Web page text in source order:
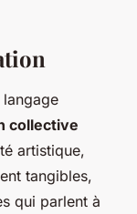
collective
artistique,
tangibles,
qui parlent à